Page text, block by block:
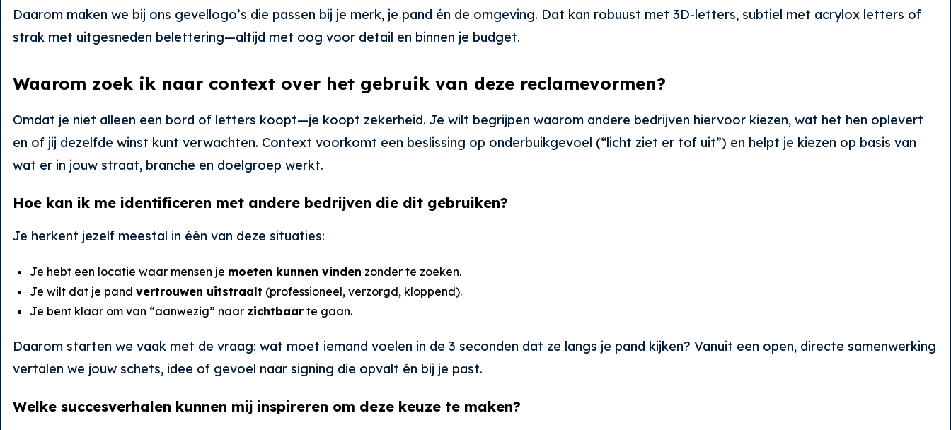
Daarom maken we bij ons gevellogo’s die passen bij je merk, je pand én de omgeving. Dat kan robuust met 3D-letters, subtiel met acrylox letters of
strak met uitgesneden belettering—altijd met oog voor detail en binnen je budget.
Waarom zoek ik naar context over het gebruik van deze reclamevormen?
Omdat je niet alleen een bord of letters koopt—je koopt zekerheid. Je wilt begrijpen waarom andere bedrijven hiervoor kiezen, wat het hen oplevert
en of jij dezelfde winst kunt verwachten. Context voorkomt een beslissing op onderbuikgevoel (“licht ziet er tof uit”) en helpt je kiezen op basis van
wat er in jouw straat, branche en doelgroep werkt.
Hoe kan ik me identificeren met andere bedrijven die dit gebruiken?
Je herkent jezelf meestal in één van deze situaties:
Je hebt een locatie waar mensen je moeten kunnen vinden zonder te zoeken.
Je wilt dat je pand vertrouwen uitstraalt (professioneel, verzorgd, kloppend).
Je bent klaar om van “aanwezig” naar zichtbaar te gaan.
Daarom starten we vaak met de vraag: wat moet iemand voelen in de 3 seconden dat ze langs je pand kijken? Vanuit een open, directe samenwerking
vertalen we jouw schets, idee of gevoel naar signing die opvalt én bij je past.
Welke succesverhalen kunnen mij inspireren om deze keuze te maken?